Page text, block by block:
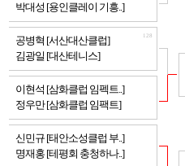
박대성 [용인클레이 기흥..]
공병혁 [서산대산클럽]
김광일 [대산테니스]
128
이현석 [삼화클럽 임펙트..]
정우만 [삼화클럽 임팩트]
신민규 [태안소성클럽 부..]
명재홍 [테평회 충청하나..]